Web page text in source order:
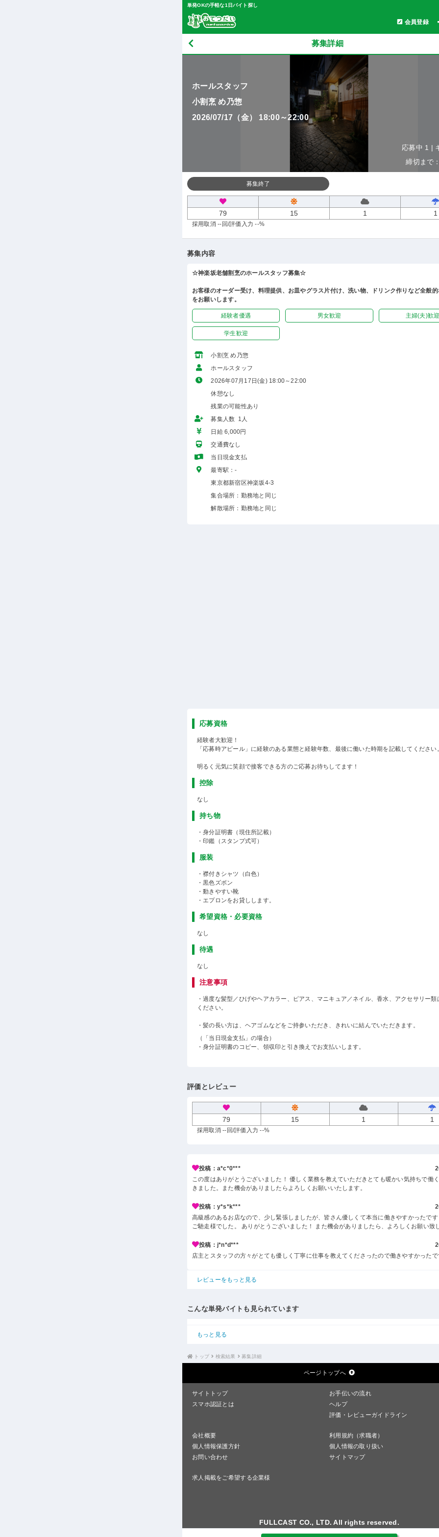
単発OKの手軽な1日バイト探し
会員登録
募集詳細
ホールスタッフ
小割烹 め乃惣
2026/07/17（金） 18:00～22:00
応募中 1 |
締切まで
募集終了
79 15 1 1
採用取消 --回/評価入力 --%
募集内容
☆神楽坂老舗割烹のホールスタッフ募集☆
お客様のオーダー受け、料理提供、お皿やグラス片付け、洗い物、ドリンク作りなど全般
をお願いします。
経験者優遇 男女歓迎 主婦(夫)歓
学生歓迎
小割烹 め乃惣
ホールスタッフ
2026年07月17日(金) 18:00～22:00
休憩なし
残業の可能性あり
募集人数 1人
日給 6,000円
交通費なし
当日現金支払
最寄駅：-
東京都新宿区神楽坂4-3
集合場所：勤務地と同じ
解散場所：勤務地と同じ
応募資格
経験者大歓迎！
「応募時アピール」に経験のある業態と経験年数、最後に働いた時期を記載してください
明るく元気に笑顔で接客できる方のご応募お待ちしてます！
控除
なし
持ち物
・身分証明書（現住所記載）
・印鑑（スタンプ式可）
服装
・襟付きシャツ（白色）
・黒色ズボン
・動きやすい靴
・エプロンをお貸しします。
希望資格・必要資格
なし
待遇
なし
注意事項
・過度な髪型／ひげやヘアカラー、ピアス、マニキュア／ネイル、香水、アクセサリー類
ください。
・髪の長い方は、ヘアゴムなどをご持参いただき、きれいに結んでいただきます。
（「当日現金支払」の場合）
・身分証明書のコピー、領収印と引き換えでお支払いします。
評価とレビュー
79 15 1 1
採用取消 --回/評価入力 --%
投稿：a*c*0***
この度はありがとうございました！ 優しく業務を教えていただきとても暖かい気持ちで働
きました。また機会がありましたらよろしくお願いいたします。
投稿：y*s*k***
高級感のあるお店なので、少し緊張しましたが、皆さん優しくて本当に働きやすかったで
ご馳走様でした。 ありがとうございました！ また機会がありましたら、よろしくお願い致
投稿：j*n*d***
店主とスタッフの方々がとても優しく丁寧に仕事を教えてくださったので働きやすかった
レビューをもっと見る
こんな単発バイトも見られています
もっと見る
トップ 検索結果 募集詳細
ページトップへ
サイトトップ
お手伝いの流れ
スマホ認証とは
ヘルプ
評価・レビューガイドライン
会社概要
利用規約（求職者）
個人情報保護方針
個人情報の取り扱い
お問い合わせ
サイトマップ
求人掲載をご希望する企業様
FULLCAST CO., LTD. All rights reserved.